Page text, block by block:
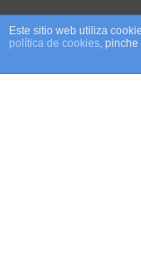
Este sitio web utiliza
política de cookies,